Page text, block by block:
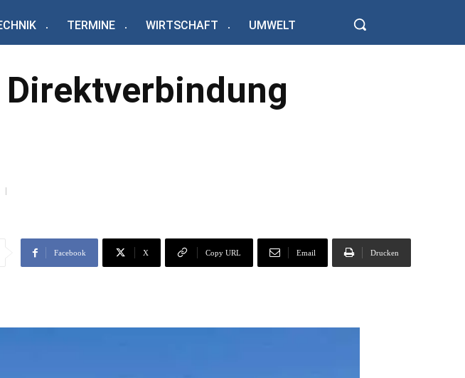
TERMINE WIRTSCHAFT UMWELT
Facebook X Copy URL Email Drucken